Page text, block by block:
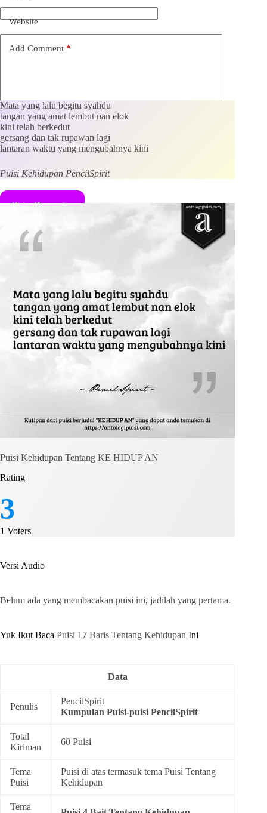
Website
Add Comment *
Save my name, email and website in this browser for the
Kirim Komentar
Mata yang lalu begitu syahdu
tangan yang amat lembut nan elok
kini telah berkedut
gersang dan tak rupawan lagi
lantaran waktu yang mengubahnya kini
Puisi Kehidupan PencilSpirit
Puisi Kehidupan Tentang KE HIDUP AN
Rating
3
1 Voters
Versi Audio
Belum ada yang membacakan puisi ini, jadilah yang pertama.
Yuk Ikut Baca Puisi 17 Baris Tentang Kehidupan Ini
Data
Penulis
PencilSpirit
Kumpulan Puisi-puisi PencilSpirit
Total
Kiriman
60 Puisi
Tema
Puisi
Puisi di atas termasuk tema Puisi Tentang
Kehidupan
Tema